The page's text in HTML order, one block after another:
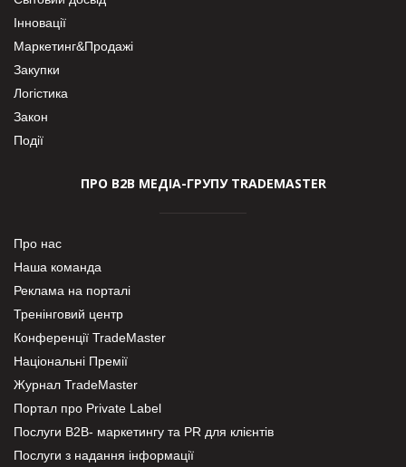
Інновації
Маркетинг&Продажі
Закупки
Логістика
Закон
Події
ПРО В2В МЕДІА-ГРУПУ TRADEMASTER
Про нас
Наша команда
Реклама на порталі
Тренінговий центр
Конференції TradeMaster
Національні Премії
Журнал TradeMaster
Портал про Private Label
Послуги В2В- маркетингу та PR для клієнтів
Послуги з надання інформації